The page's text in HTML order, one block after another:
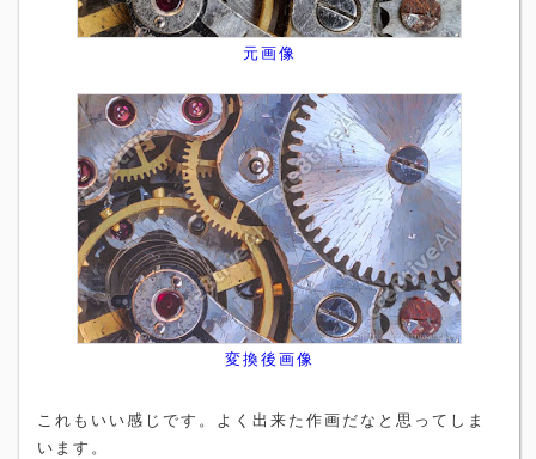
元画像
変換後画像
これもいい感じです。よく出来た作画だなと思ってしま
います。